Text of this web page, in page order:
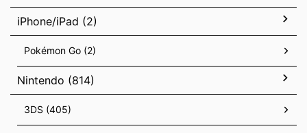
iPhone/iPad (2)
Pokémon Go (2)
Nintendo (814)
3DS (405)